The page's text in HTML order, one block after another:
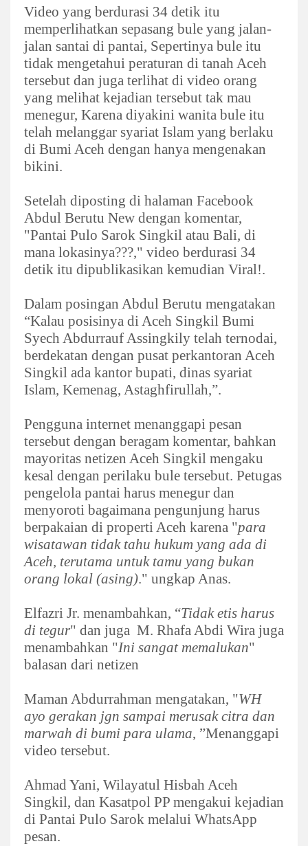
Video yang berdurasi 34 detik itu
memperlihatkan sepasang bule yang jalan-
jalan santai di pantai, Sepertinya bule itu
tidak mengetahui peraturan di tanah Aceh
tersebut dan juga terlihat di video orang
yang melihat kejadian tersebut tak mau
menegur, Karena diyakini wanita bule itu
telah melanggar syariat Islam yang berlaku
di Bumi Aceh dengan hanya mengenakan
bikini.
Setelah diposting di halaman Facebook
Abdul Berutu New dengan komentar,
"Pantai Pulo Sarok Singkil atau Bali, di
mana lokasinya???," video berdurasi 34
detik itu dipublikasikan kemudian Viral!.
Dalam posingan Abdul Berutu mengatakan
“Kalau posisinya di Aceh Singkil Bumi
Syech Abdurrauf Assingkily telah ternodai,
berdekatan dengan pusat perkantoran Aceh
Singkil ada kantor bupati, dinas syariat
Islam, Kemenag, Astaghfirullah,”.
Pengguna internet menanggapi pesan
tersebut dengan beragam komentar, bahkan
mayoritas netizen Aceh Singkil mengaku
kesal dengan perilaku bule tersebut. Petugas
pengelola pantai harus menegur dan
menyoroti bagaimana pengunjung harus
berpakaian di properti Aceh karena "para
wisatawan tidak tahu hukum yang ada di
Aceh, terutama untuk tamu yang bukan
orang lokal (asing)." ungkap Anas.
Elfazri Jr. menambahkan, “Tidak etis harus
di tegur" dan juga M. Rhafa Abdi Wira juga
menambahkan "Ini sangat memalukan"
balasan dari netizen
Maman Abdurrahman mengatakan, "WH
ayo gerakan jgn sampai merusak citra dan
marwah di bumi para ulama, ”Menanggapi
video tersebut.
Ahmad Yani, Wilayatul Hisbah Aceh
Singkil, dan Kasatpol PP mengakui kejadian
di Pantai Pulo Sarok melalui WhatsApp
pesan.